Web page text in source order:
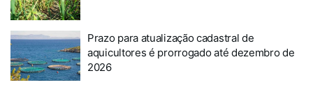
Prazo para atualização cadastral de
aquicultores é prorrogado até dezembro de
2026